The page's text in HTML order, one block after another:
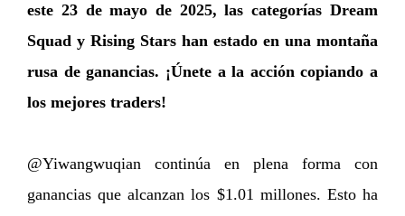
este 23 de mayo de 2025, las categorías Dream
Squad y Rising Stars han estado en una montaña
rusa de ganancias. ¡Únete a la acción copiando a
los mejores traders!
@Yiwangwuqian continúa en plena forma con
ganancias que alcanzan los $1.01 millones. Esto ha